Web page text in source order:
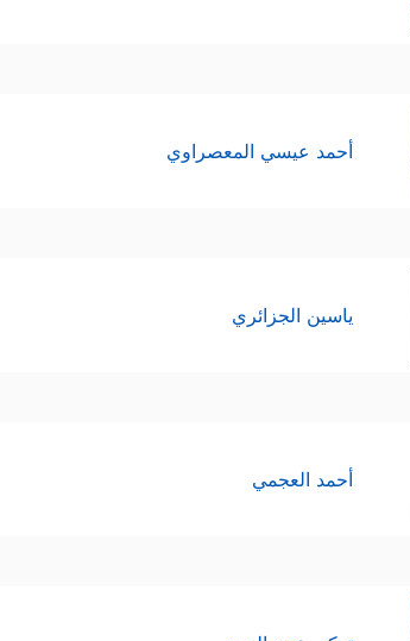
أحمد عيسي المعصراوي
ياسين الجزائري
أحمد العجمي